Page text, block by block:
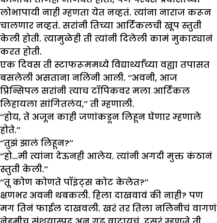
लोभापायी नाही म्हणता येत नव्हतं. त्यांना नाराज करून
चालणार नव्हतं. सरांनी तिच्या आर्टिकलची खूप स्तुती
केली होती. त्यामुळेही ती त्यांनी दिलेली कामं मुकाट्यानं
करत होती.
एक दिवस ती स्टाफरूममध्ये विद्यार्थ्यांच्या वह्या तपासत
बसलेली असताना नलिनी आली. ‘‘अवनी, आज
प्रिन्सिपल सरांनी त्याच टॉपिकवर मला आर्टिकल
लिहायला सांगितलंय,’’ ती म्हणाली.
‘‘होय, ते अजून काही जणांकडून लिहून घेणार म्हणाले
होते.’’
‘‘तुझं झालं लिहून?’’
‘‘हो…मी त्यांना देऊनही आलेय. त्यांनी अगदी मुक्त कंठानं
स्तुती केली.’’
‘‘तू कोण कोणते पॉइंट्स कोट केलेत?’’
क्षणभर अवनी थबकली. हिला दाखवावं की नाही? पण
मग तिनं फाईल दाखवली. खरं तर तिला नलिनीचं वागणं